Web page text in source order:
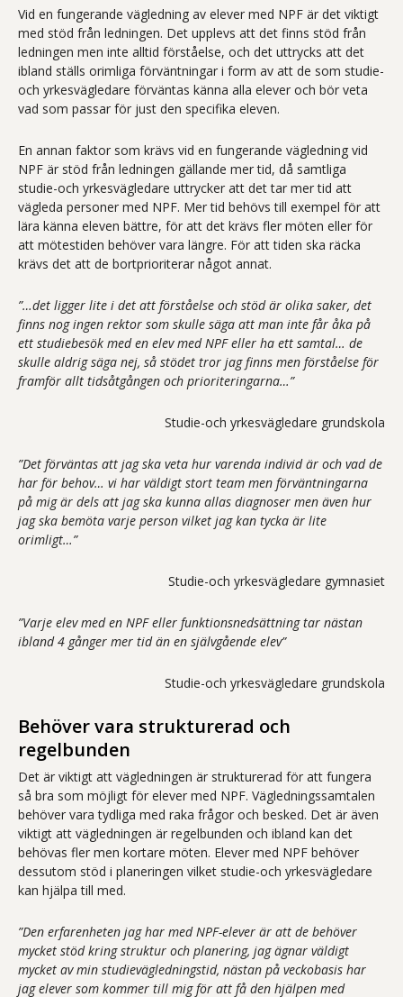
Vid en fungerande vägledning av elever med NPF är det viktigt
med stöd från ledningen. Det upplevs att det finns stöd från
ledningen men inte alltid förståelse, och det uttrycks att det
ibland ställs orimliga förväntningar i form av att de som studie-
och yrkesvägledare förväntas känna alla elever och bör veta
vad som passar för just den specifika eleven.
En annan faktor som krävs vid en fungerande vägledning vid
NPF är stöd från ledningen gällande mer tid, då samtliga
studie-och yrkesvägledare uttrycker att det tar mer tid att
vägleda personer med NPF. Mer tid behövs till exempel för att
lära känna eleven bättre, för att det krävs fler möten eller för
att mötestiden behöver vara längre. För att tiden ska räcka
krävs det att de bortprioriterar något annat.
”…det ligger lite i det att förståelse och stöd är olika saker, det
finns nog ingen rektor som skulle säga att man inte får åka på
ett studiebesök med en elev med NPF eller ha ett samtal… de
skulle aldrig säga nej, så stödet tror jag finns men förståelse för
framför allt tidsåtgången och prioriteringarna…”
Studie-och yrkesvägledare grundskola
”Det förväntas att jag ska veta hur varenda individ är och vad de
har för behov… vi har väldigt stort team men förväntningarna
på mig är dels att jag ska kunna allas diagnoser men även hur
jag ska bemöta varje person vilket jag kan tycka är lite
orimligt…”
Studie-och yrkesvägledare gymnasiet
”Varje elev med en NPF eller funktionsnedsättning tar nästan
ibland 4 gånger mer tid än en självgående elev”
Studie-och yrkesvägledare grundskola
Behöver vara strukturerad och
regelbunden
Det är viktigt att vägledningen är strukturerad för att fungera
så bra som möjligt för elever med NPF. Vägledningssamtalen
behöver vara tydliga med raka frågor och besked. Det är även
viktigt att vägledningen är regelbunden och ibland kan det
behövas fler men kortare möten. Elever med NPF behöver
dessutom stöd i planeringen vilket studie-och yrkesvägledare
kan hjälpa till med.
”Den erfarenheten jag har med NPF-elever är att de behöver
mycket stöd kring struktur och planering, jag ägnar väldigt
mycket av min studievägledningstid, nästan på veckobasis har
jag elever som kommer till mig för att få den hjälpen med